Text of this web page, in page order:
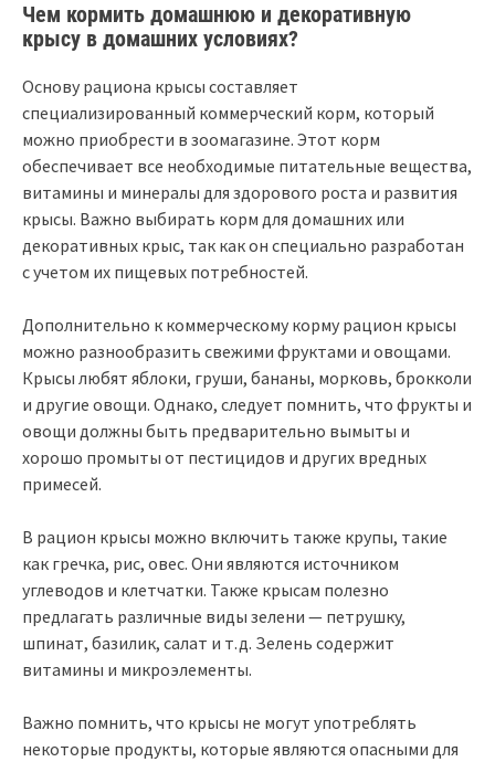
Чем кормить домашнюю и декоративную
крысу в домашних условиях?
Основу рациона крысы составляет
специализированный коммерческий корм, который
можно приобрести в зоомагазине. Этот корм
обеспечивает все необходимые питательные вещества,
витамины и минералы для здорового роста и развития
крысы. Важно выбирать корм для домашних или
декоративных крыс, так как он специально разработан
с учетом их пищевых потребностей.
Дополнительно к коммерческому корму рацион крысы
можно разнообразить свежими фруктами и овощами.
Крысы любят яблоки, груши, бананы, морковь, брокколи
и другие овощи. Однако, следует помнить, что фрукты и
овощи должны быть предварительно вымыты и
хорошо промыты от пестицидов и других вредных
примесей.
В рацион крысы можно включить также крупы, такие
как гречка, рис, овес. Они являются источником
углеводов и клетчатки. Также крысам полезно
предлагать различные виды зелени — петрушку,
шпинат, базилик, салат и т.д. Зелень содержит
витамины и микроэлементы.
Важно помнить, что крысы не могут употреблять
некоторые продукты, которые являются опасными для